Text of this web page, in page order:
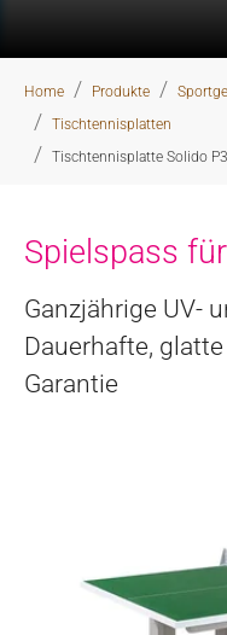
Home Produkte
Tischtennisplatten
Tischtennisplatte Solido
Spielspass
Ganzjährige UV-
Dauerhafte,
Garantie